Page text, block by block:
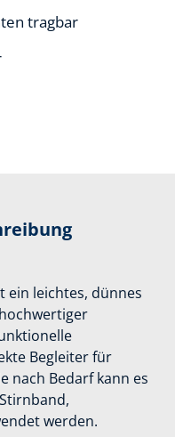
tragbar
ein leichtes, dünnes
Begleiter für
nach Bedarf kann es
werden.